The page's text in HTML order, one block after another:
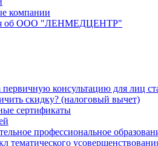
компании
об ООО "ЛЕНМЕДЦЕНТР"
консультацию для лиц
скидку? (налоговый вычет)
сертификаты
профессиональное
тематического